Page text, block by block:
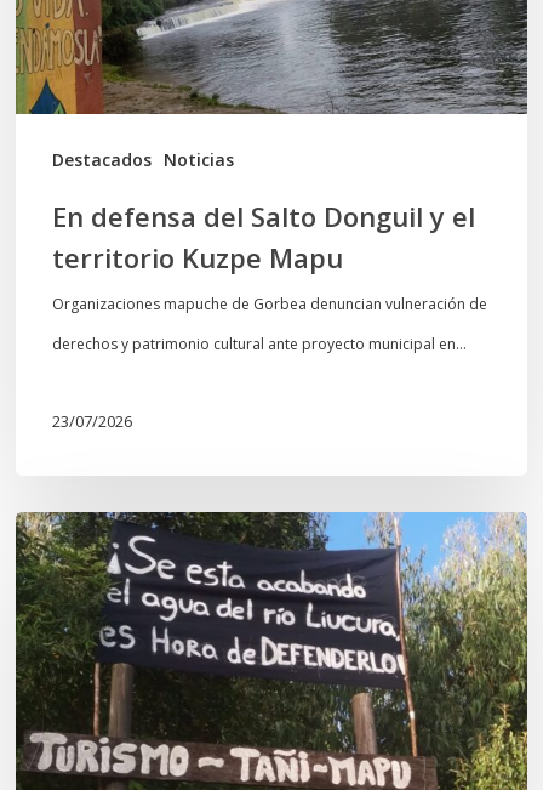
Destacados Noticias
el
territorio
Kuzpe
Mapu
En defensa del Salto Donguil y el
territorio Kuzpe Mapu
Organizaciones mapuche de Gorbea denuncian vulneración de
derechos y patrimonio cultural ante proyecto municipal en…
23/07/2026
Newen
Leufu
Ligkusra:
«el
Leufu
es
un